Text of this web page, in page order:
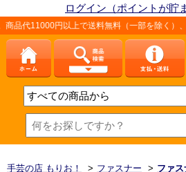
ログイン（ポイントが貯
以上で送料無料（一部を除く）、ネコポス1
手芸の店 もりお！ > ファスナー > ファ